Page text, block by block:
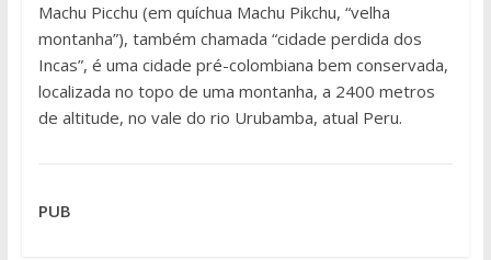
Machu Picchu (em quíchua Machu Pikchu, “velha
montanha”), também chamada “cidade perdida dos
Incas”, é uma cidade pré-colombiana bem conservada,
localizada no topo de uma montanha, a 2400 metros
de altitude, no vale do rio Urubamba, atual Peru.
PUB